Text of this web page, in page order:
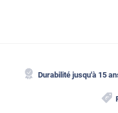
Durabilité jusqu'à 15